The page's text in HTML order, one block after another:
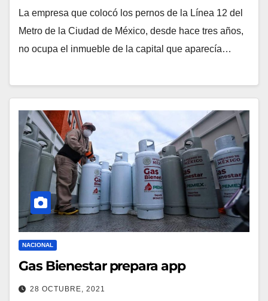
La empresa que colocó los pernos de la Línea 12 del
Metro de la Ciudad de México, desde hace tres años,
no ocupa el inmueble de la capital que aparecía…
NACIONAL
Gas Bienestar prepara app
28 OCTUBRE, 2021